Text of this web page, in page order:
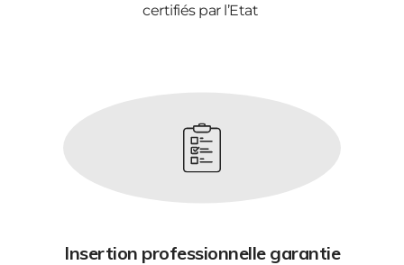
certifiés par l’Etat
Insertion professionnelle garantie